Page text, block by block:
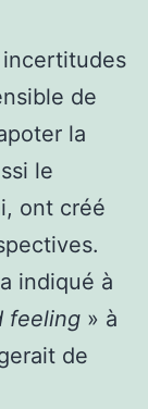
incertitudes
de
la
le
ont créé
indiqué à
feeling » à
de